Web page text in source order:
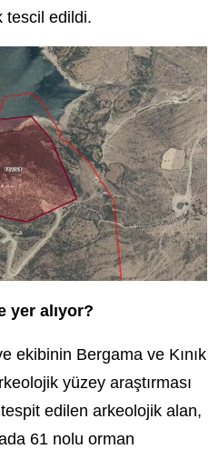
tescil edildi.
yer alıyor?
ekibinin Bergama ve Kınık
yüzey araştırması
tespit edilen arkeolojik alan,
61 nolu orman